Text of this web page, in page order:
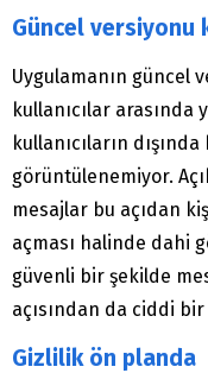
Güncel versiyonu
Uygulamanın güncel
kullanıcılar arasında
kullanıcıların
görüntülenemiyor.
mesajlar bu açıdan
açması halinde dahi
güvenli bir şekilde
açısından da ciddi
Gizlilik ön planda